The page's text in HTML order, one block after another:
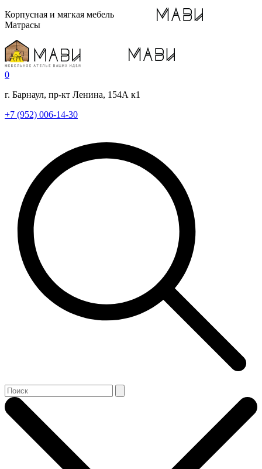
Корпусная и мягкая мебель
Матрасы
0
г. Барнаул, пр-кт Ленина, 154А к1
+7 (952) 006-14-30